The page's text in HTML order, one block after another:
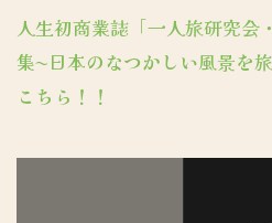
人生初商業誌「一人旅研究会
集〜日本のなつかしい風景を
こちら！！